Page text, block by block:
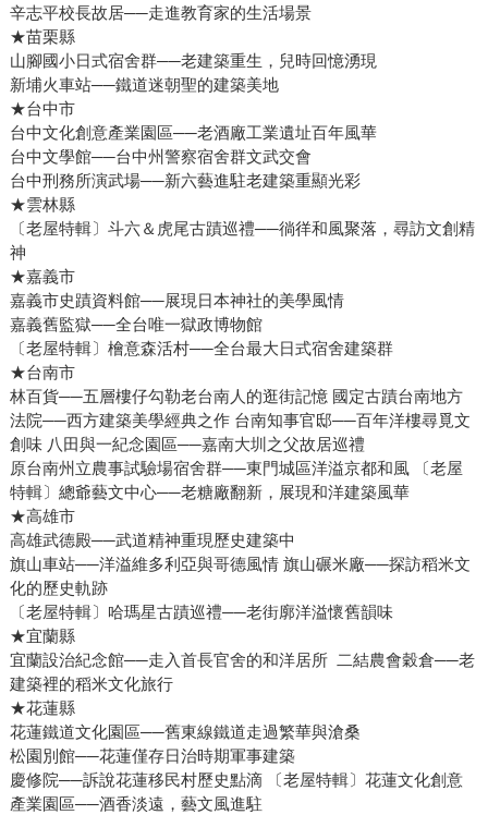
辛志平校長故居──走進教育家的生活場景
★苗栗縣
山腳國小日式宿舍群──老建築重生，兒時回憶湧現
新埔火車站──鐵道迷朝聖的建築美地
★台中市
台中文化創意產業園區──老酒廠工業遺址百年風華
台中文學館──台中州警察宿舍群文武交會
台中刑務所演武場──新六藝進駐老建築重顯光彩
★雲林縣
〔老屋特輯〕斗六＆虎尾古蹟巡禮──徜徉和風聚落，尋訪文創精
神
★嘉義市
嘉義市史蹟資料館──展現日本神社的美學風情
嘉義舊監獄──全台唯一獄政博物館
〔老屋特輯〕檜意森活村──全台最大日式宿舍建築群
★台南市
林百貨──五層樓仔勾勒老台南人的逛街記憶 國定古蹟台南地方
法院──西方建築美學經典之作 台南知事官邸──百年洋樓尋覓文
創味 八田與一紀念園區──嘉南大圳之父故居巡禮
原台南州立農事試驗場宿舍群──東門城區洋溢京都和風 〔老屋
特輯〕總爺藝文中心──老糖廠翻新，展現和洋建築風華
★高雄市
高雄武德殿──武道精神重現歷史建築中
旗山車站──洋溢維多利亞與哥德風情 旗山碾米廠──探訪稻米文
化的歷史軌跡
〔老屋特輯〕哈瑪星古蹟巡禮──老街廓洋溢懷舊韻味
★宜蘭縣
宜蘭設治紀念館──走入首長官舍的和洋居所 二結農會穀倉──老
建築裡的稻米文化旅行
★花蓮縣
花蓮鐵道文化園區──舊東線鐵道走過繁華與滄桑
松園別館──花蓮僅存日治時期軍事建築
慶修院──訴說花蓮移民村歷史點滴 〔老屋特輯〕花蓮文化創意
產業園區──酒香淡遠，藝文風進駐